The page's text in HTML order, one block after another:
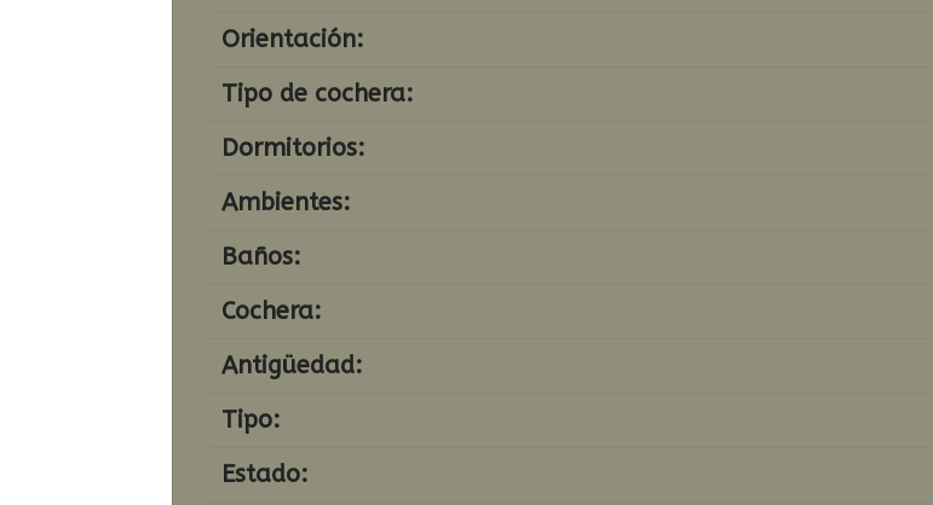
Orientación:
Tipo de cochera:
Dormitorios:
Ambientes:
Baños:
Cochera:
Antigüedad:
Tipo:
Estado: